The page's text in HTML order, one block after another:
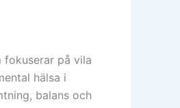
fokuserar på vila
hälsa i
balans och